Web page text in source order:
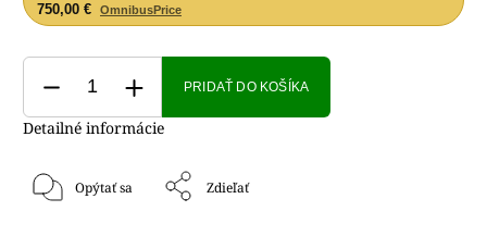
750,00 €
OmnibusPrice
PRIDAŤ DO KOŠÍKA
Detailné informácie
Opýtať sa Zdieľať